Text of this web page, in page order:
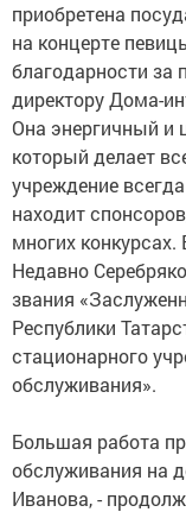
приобретена
на концерте
благодарности за
директору Дома-
Она энергичный и
который делает
учреждение
находит
многих конкурсах.
Недавно
звания
Республики
стационарного
обслуживания».
Большая работа
обслуживания на
Иванова, -